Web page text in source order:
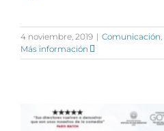
4 noviembre, 2019 | Comunicación
Más información